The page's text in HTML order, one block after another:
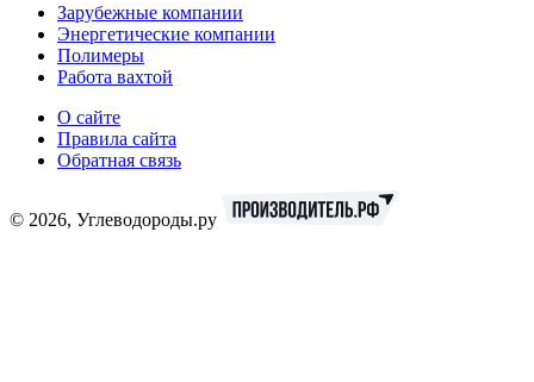
Зарубежные компании
Энергетические компании
Полимеры
Работа вахтой
О сайте
Правила сайта
Обратная связь
© 2026, Углеводороды.ру